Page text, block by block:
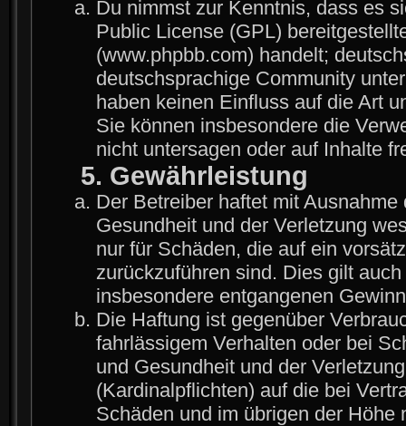
Du nimmst zur Kenntnis, dass es
Public License (GPL)
(www.phpbb.com) handelt;
deutschsprachige Community
haben keinen Einfluss auf die Art
Sie können insbesondere die
nicht untersagen oder auf Inhalte
5. Gewährleistung
Der Betreiber haftet mit
Gesundheit und der Verletzung
nur für Schäden, die auf ein
zurückzuführen sind. Dies gilt
insbesondere entgangenen
Die Haftung ist gegenüber
fahrlässigem Verhalten oder bei
und Gesundheit und der
(Kardinalpflichten) auf die bei
Schäden und im übrigen der Höhe